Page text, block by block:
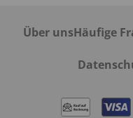
Über unsHäufige